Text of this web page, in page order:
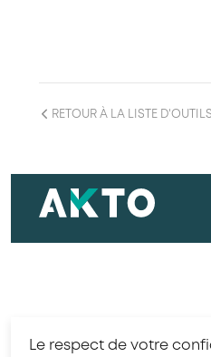
RETOUR À LA LISTE
Le respect de votre